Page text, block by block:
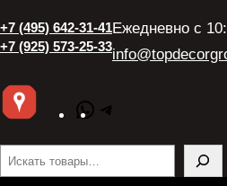
+7 (495) 642-31-41
+7 (925) 573-25-33
Ежедневно с
WhatsApp
Поиск